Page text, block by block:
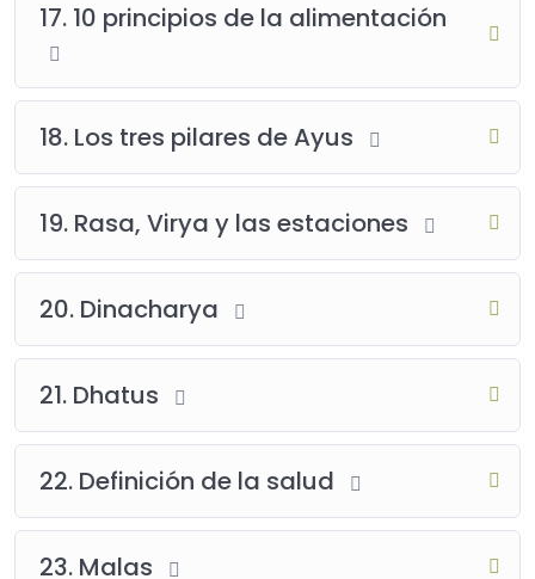
17. 10 principios de la alimentación
18. Los tres pilares de Ayus
19. Rasa, Virya y las estaciones
20. Dinacharya
21. Dhatus
22. Definición de la salud
23. Malas